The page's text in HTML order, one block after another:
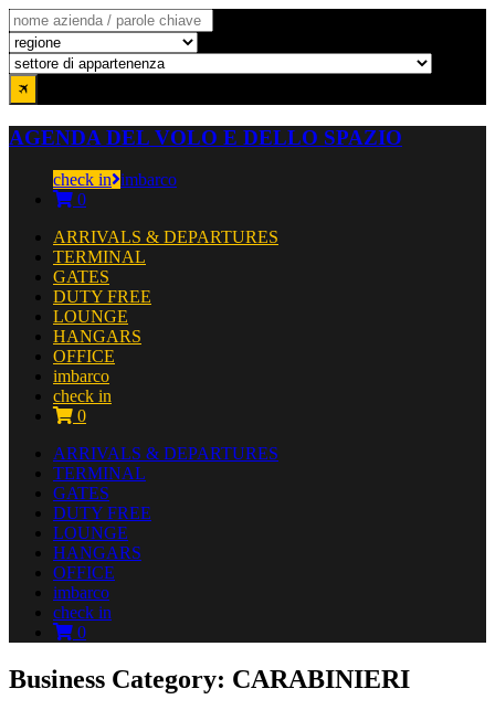
AGENDA DEL VOLO E DELLO SPAZIO
check in imbarco
0
ARRIVALS & DEPARTURES
TERMINAL
GATES
DUTY FREE
LOUNGE
HANGARS
OFFICE
imbarco
check in
0
ARRIVALS & DEPARTURES
TERMINAL
GATES
DUTY FREE
LOUNGE
HANGARS
OFFICE
imbarco
check in
0
Business Category: CARABINIERI